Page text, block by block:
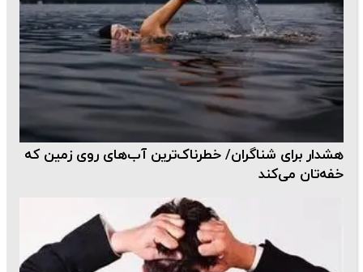
هشدار برای شناگران/ خطرناک‌ترین آب‌های روی زمین که
خفه‌تان می‌کند